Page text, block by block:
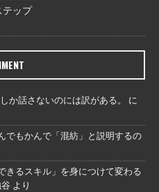
テップ
か話さないのには訳がある。
に
もかんで「混紡」と説明するの
きるスキル」を身につけて変わる
より